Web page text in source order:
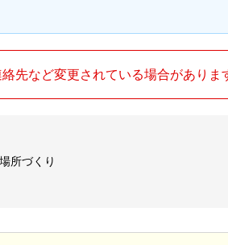
先など変更されている場合がありま
所づくり